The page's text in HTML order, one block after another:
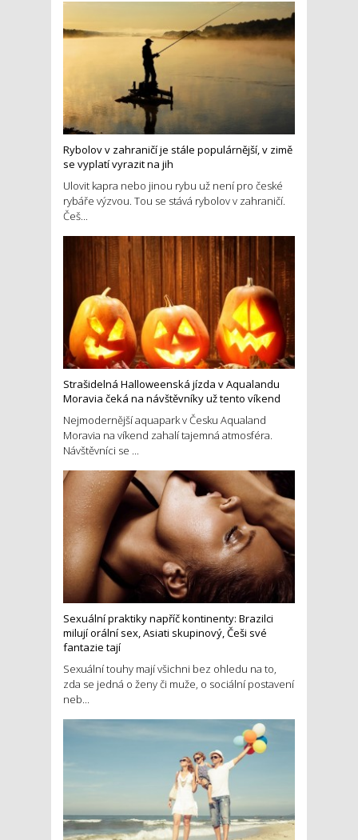
Rybolov v zahraničí je stále populárnější, v zimě
se vyplatí vyrazit na jih
Ulovit kapra nebo jinou rybu už není pro české
rybáře výzvou. Tou se stává rybolov v zahraničí.
Češ...
Strašidelná Halloweenská jízda v Aqualandu
Moravia čeká na návštěvníky už tento víkend
Nejmodernější aquapark v Česku Aqualand
Moravia na víkend zahalí tajemná atmosféra.
Návštěvníci se ...
Sexuální praktiky napříč kontinenty: Brazilci
milují orální sex, Asiati skupinový, Češi své
fantazie tají
Sexuální touhy mají všichni bez ohledu na to,
zda se jedná o ženy či muže, o sociální postavení
neb...